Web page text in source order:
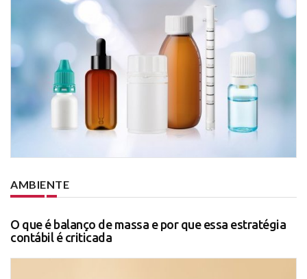
AMBIENTE
O que é balanço de massa e por que essa estratégia
contábil é criticada